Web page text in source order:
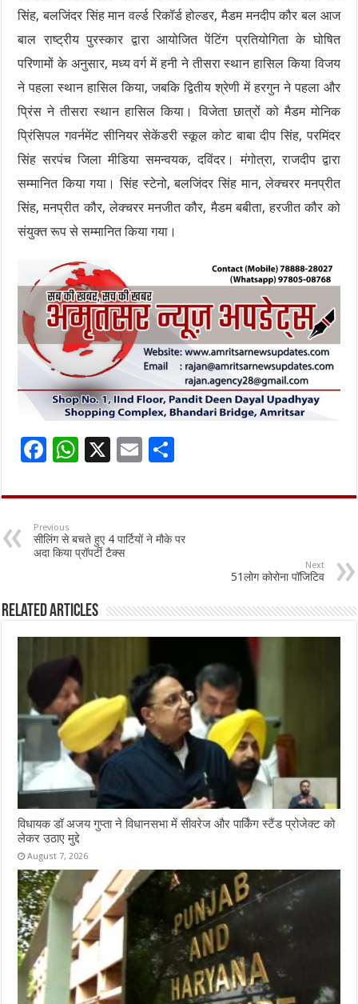
सिंह, बलजिंदर सिंह मान वर्ल्ड रिकॉर्ड होल्डर, मैडम मनदीप कौर बल आज
बाल राष्ट्रीय पुरस्कार द्वारा आयोजित पेंटिंग प्रतियोगिता के घोषित
परिणामों के अनुसार, मध्य वर्ग में हनी ने तीसरा स्थान हासिल किया विजय
ने पहला स्थान हासिल किया, जबकि द्वितीय श्रेणी में हरगुन ने पहला और
प्रिंस ने तीसरा स्थान हासिल किया। विजेता छात्रों को मैडम मोनिक
प्रिंसिपल गवर्नमेंट सीनियर सेकेंडरी स्कूल कोट बाबा दीप सिंह, परमिंदर
सिंह सरपंच जिला मीडिया समन्वयक, दविंदर। मंगोत्रा, राजदीप द्वारा
सम्मानित किया गया। सिंह स्टेनो, बलजिंदर सिंह मान, लेक्चरर मनप्रीत
सिंह, मनप्रीत कौर, लेक्चरर मनजीत कौर, मैडम बबीता, हरजीत कौर को
संयुक्त रूप से सम्मानित किया गया।
F
e
b
o
k
W
at
sA
p
X
E
ai
l
ar
Previous
सीलिंग से बचते हुए 4 पार्टियों ने मौके पर
अदा किया प्रॉपर्टी टैक्स
Next
51लोग कोरोना पॉजिटिव
Related Articles
विधायक डॉ अजय गुप्ता ने विधानसभा में सीवरेज और पार्किंग स्टैंड प्रोजेक्ट को
लेकर उठाए मुद्दे
August 7, 2026